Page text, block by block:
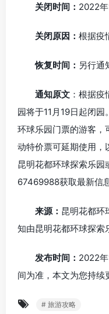
关闭时间： 2022年
关闭原因： 根据疫
恢复时间： 另行通
通知原文 ：根据
园将于11月19日起闭
环球乐园门票的游客，
动特价票可延期使用，
昆明花都环球探索乐
67469988获取最新信
来源： 昆明花都环
知由昆明花都环球探索
发布时间： 2022
间为准，本文为您持续
# 旅游攻略